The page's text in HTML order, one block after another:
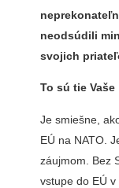
neodsúdili
svojich
To sú tie
Je smiešne,
EÚ na NATO.
záujmom. Bez
vstupe do EÚ